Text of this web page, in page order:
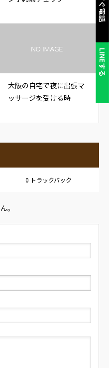
LINEする
大阪の自宅で夜に出張マ
ッサージを受ける時
0 トラックバック
。